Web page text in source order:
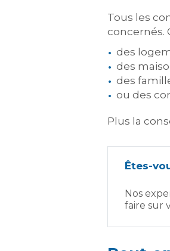
Tous les
concernés.
des
des
des
ou des
Plus la
Êtes-
Nos
faire sur